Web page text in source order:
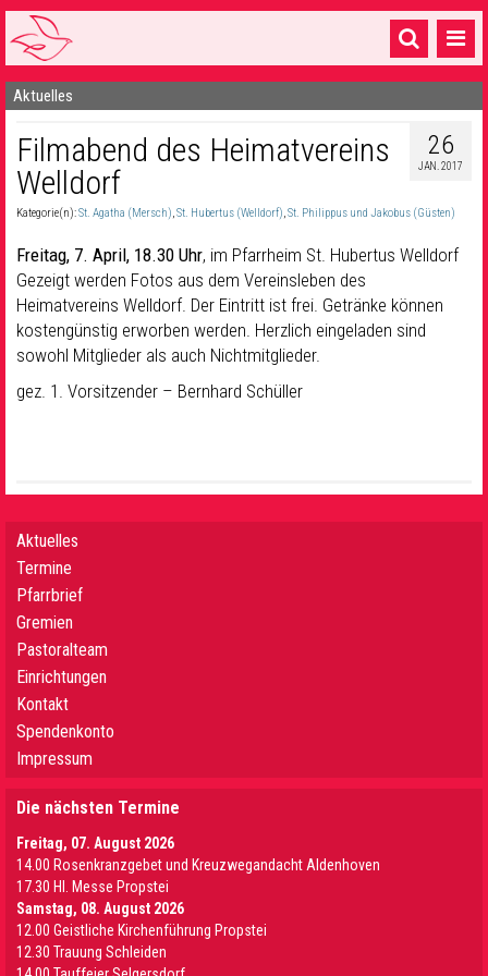
Startseite
1 Pfarrei
16 Gemeinden & mehr
Sakramente & Feste
Gemeinschaft & Soziales
Musik& Kultur
Aktuelles
26
JAN. 2017
Filmabend des Heimatvereins
Welldorf
Kategorie(n):St. Agatha (Mersch),St. Hubertus (Welldorf),St. Philippus und Jakobus (Güsten)
Freitag, 7. April, 18.30 Uhr, im Pfarrheim St. Hubertus Welldorf
Gezeigt werden Fotos aus dem Vereinsleben des
Heimatvereins Welldorf. Der Eintritt ist frei. Getränke können
kostengünstig erworben werden. Herzlich eingeladen sind
sowohl Mitglieder als auch Nichtmitglieder.
gez. 1. Vorsitzender – Bernhard Schüller
Aktuelles
Termine
Pfarrbrief
Gremien
Pastoralteam
Einrichtungen
Kontakt
Spendenkonto
Impressum
Die nächsten Termine
Freitag, 07. August 2026
14.00 Rosenkranzgebet und Kreuzwegandacht Aldenhoven
17.30 Hl. Messe Propstei
Samstag, 08. August 2026
12.00 Geistliche Kirchenführung Propstei
12.30 Trauung Schleiden